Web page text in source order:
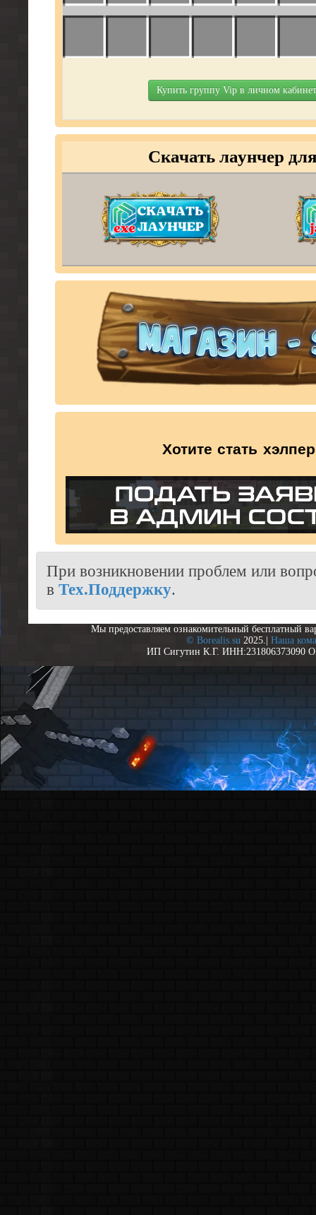
Купить группу Vip в личном
Скачать лаунчер
Хотите стать
При возникновении проблем или
в Тех.Поддержку.
Мы предоставляем ознакомительный бесплатный
© Borealis.su 2025.| Наша
ИП Сигутин К.Г. ИНН:231806373090